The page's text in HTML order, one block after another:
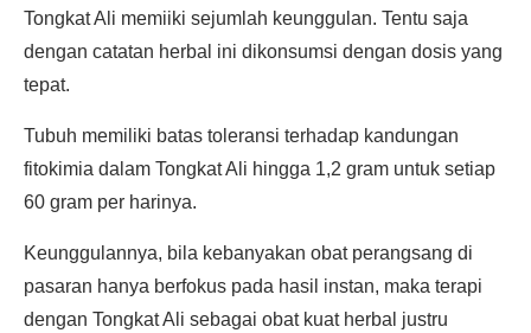
Tongkat Ali memiiki sejumlah keunggulan. Tentu saja
dengan catatan herbal ini dikonsumsi dengan dosis yang
tepat.
Tubuh memiliki batas toleransi terhadap kandungan
fitokimia dalam Tongkat Ali hingga 1,2 gram untuk setiap
60 gram per harinya.
Keunggulannya, bila kebanyakan obat perangsang di
pasaran hanya berfokus pada hasil instan, maka terapi
dengan Tongkat Ali sebagai obat kuat herbal justru